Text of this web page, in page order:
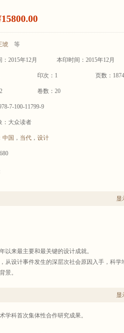
琥 等
2015年12月 本印时间：2015年12月
印次：1 页数：
卷数：20
7-100-11799-9
：大众读者
中国 ， 当代 ， 设计
显
来最主要和最关键的设计成就。
设计事件发生的深层次社会原因入手，科学
景。
的学术研究和展示方式，无疑属于建国60多年
排、案例采选和内容编撰各方面，都尽可能
前国内设计产业与教育等各方面的实际状况，
显
科首次集体性合作研究成果。